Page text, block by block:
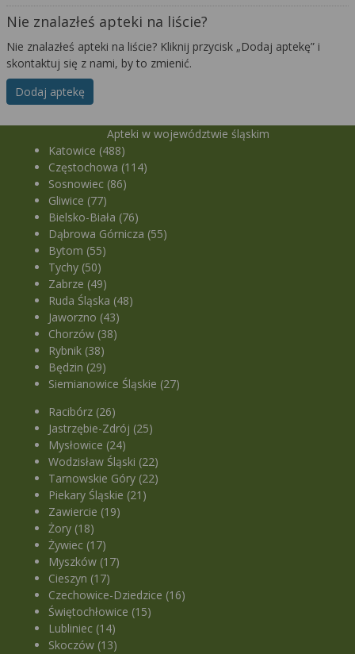
Nie znalazłeś apteki na liście?
Nie znalazłeś apteki na liście? Kliknij przycisk „Dodaj aptekę” i
skontaktuj się z nami, by to zmienić.
Dodaj aptekę
Apteki w województwie śląskim
Katowice (488)
Częstochowa (114)
Sosnowiec (86)
Gliwice (77)
Bielsko-Biała (76)
Dąbrowa Górnicza (55)
Bytom (55)
Tychy (50)
Zabrze (49)
Ruda Śląska (48)
Jaworzno (43)
Chorzów (38)
Rybnik (38)
Będzin (29)
Siemianowice Śląskie (27)
Racibórz (26)
Jastrzębie-Zdrój (25)
Mysłowice (24)
Wodzisław Śląski (22)
Tarnowskie Góry (22)
Piekary Śląskie (21)
Zawiercie (19)
Żory (18)
Żywiec (17)
Myszków (17)
Cieszyn (17)
Czechowice-Dziedzice (16)
Świętochłowice (15)
Lubliniec (14)
Skoczów (13)